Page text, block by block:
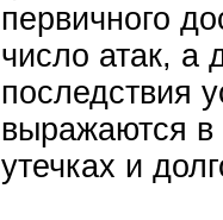
первичного
число атак, а
последствия
выражаются в
утечках и